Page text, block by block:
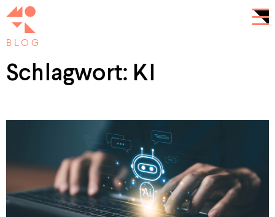
BLOG
Schlagwort: KI